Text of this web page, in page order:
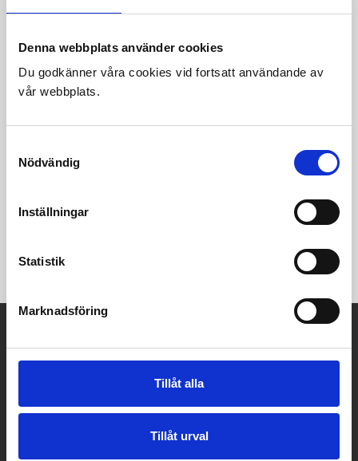
Denna webbplats använder cookies
Du godkänner våra cookies vid fortsatt användande av
vår webbplats.
Nödvändig
Inställningar
Statistik
Marknadsföring
Tillåt alla
Tillåt urval
ARON Matstol i brunlackad ek
56.00 × 54.00 × 78.00 cm
Tel:0500 401100
info@a-mobler.se